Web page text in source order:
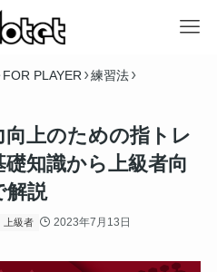
FOR PLAYER 練習法
向上のための指トレ
知識から上級者向
解説
上級者 2023年7月13日